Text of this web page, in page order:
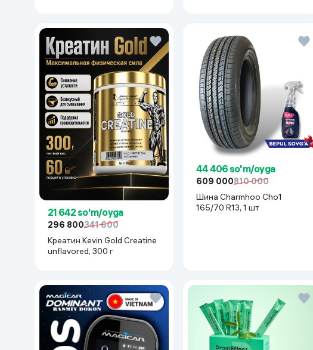
21 642 so'm/oyga
296 800341 600
Креатин Kevin Gold Creatine
unflavored, 300 г
44 406 so'm/oyga
609 000810 000
Шина Charmhoo Cho1
165/70 R13, 1 шт